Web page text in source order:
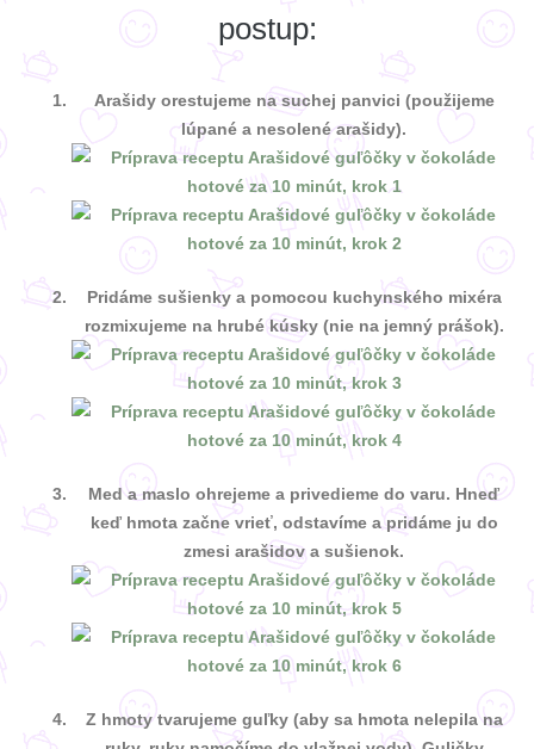
postup:
Arašidy orestujeme na suchej panvici (použijeme
lúpané a nesolené arašidy).
Pridáme sušienky a pomocou kuchynského mixéra
rozmixujeme na hrubé kúsky (nie na jemný prášok).
Med a maslo ohrejeme a privedieme do varu. Hneď
keď hmota začne vrieť, odstavíme a pridáme ju do
zmesi arašidov a sušienok.
Z hmoty tvarujeme guľky (aby sa hmota nelepila na